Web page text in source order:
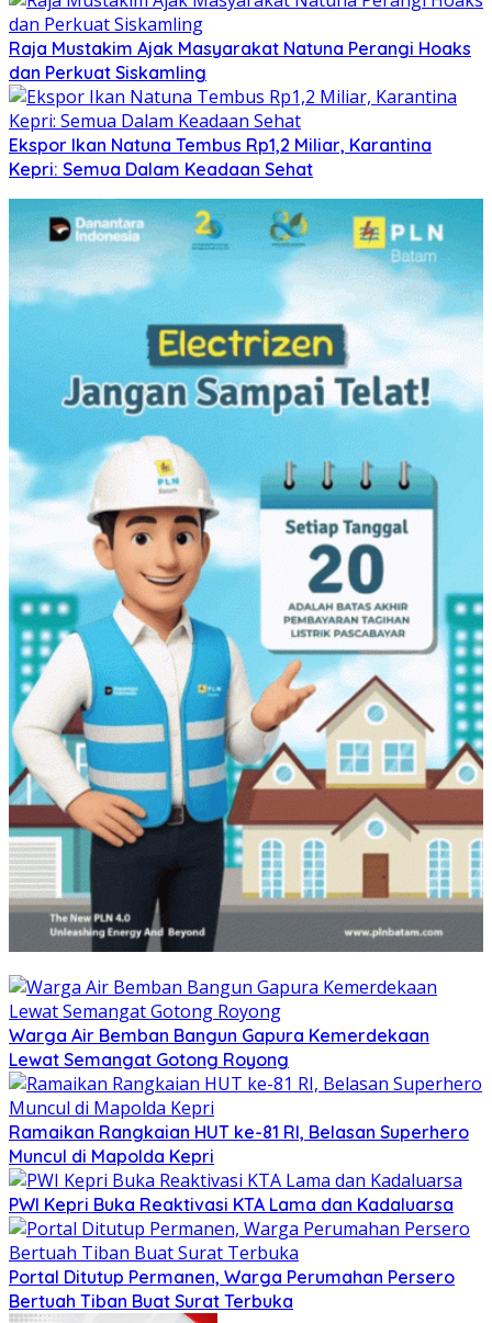
Raja Mustakim Ajak Masyarakat Natuna Perangi Hoaks
dan Perkuat Siskamling
Ekspor Ikan Natuna Tembus Rp1,2 Miliar, Karantina
Kepri: Semua Dalam Keadaan Sehat
Warga Air Bemban Bangun Gapura Kemerdekaan
Lewat Semangat Gotong Royong
Ramaikan Rangkaian HUT ke-81 RI, Belasan Superhero
Muncul di Mapolda Kepri
PWI Kepri Buka Reaktivasi KTA Lama dan Kadaluarsa
Portal Ditutup Permanen, Warga Perumahan Persero
Bertuah Tiban Buat Surat Terbuka